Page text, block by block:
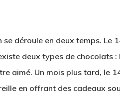
se déroule en deux temps. Le
deux types de chocolats :
aimé. Un mois plus tard, le
en offrant des cadeaux